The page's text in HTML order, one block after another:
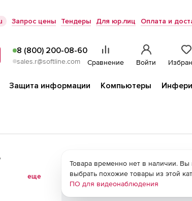
Запрос цены Тендеры Для юр.лиц Оплата и
8 (800) 200-08-60
sales.r@softline.com Сравнение Войти
Защита информации Компьютеры
еще
Товара временно нет в наличии.
выбрать похожие товары из этой
ПО для видеонаблюдения